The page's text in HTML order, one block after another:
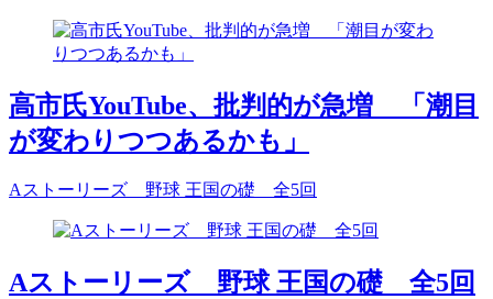
高市氏YouTube、批判的が急増 「潮目
が変わりつつあるかも」
Aストーリーズ 野球 王国の礎 全5回
Aストーリーズ 野球 王国の礎 全5回